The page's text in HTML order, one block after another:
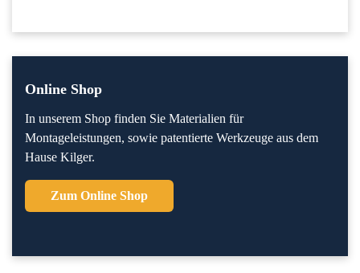
Online Shop
In unserem Shop finden Sie Materialien für
Montageleistungen, sowie patentierte Werkzeuge aus dem
Hause Kilger.
Zum Online Shop